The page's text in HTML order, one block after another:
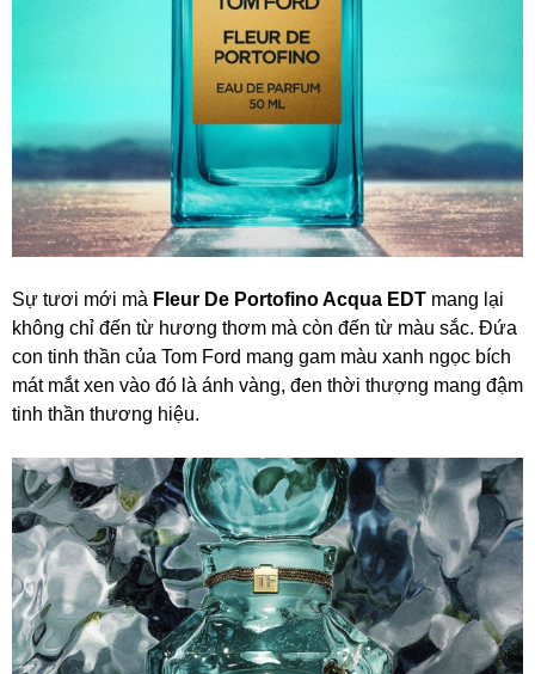
Sự tươi mới mà Fleur De Portofino Acqua EDT mang lại
không chỉ đến từ hương thơm mà còn đến từ màu sắc. Đứa
con tinh thần của Tom Ford mang gam màu xanh ngọc bích
mát mắt xen vào đó là ánh vàng, đen thời thượng mang đậm
tinh thần thương hiệu.